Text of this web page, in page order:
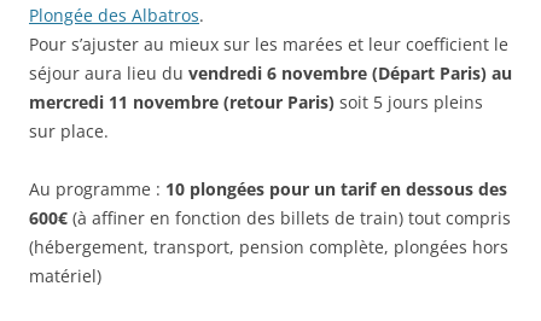
Plongée des Albatros.
Pour s’ajuster au mieux sur les marées et leur coefficient le
séjour aura lieu du vendredi 6 novembre (Départ Paris) au
mercredi 11 novembre (retour Paris) soit 5 jours pleins
sur place.
Au programme : 10 plongées pour un tarif en dessous des
600€ (à affiner en fonction des billets de train) tout compris
(hébergement, transport, pension complète, plongées hors
matériel)